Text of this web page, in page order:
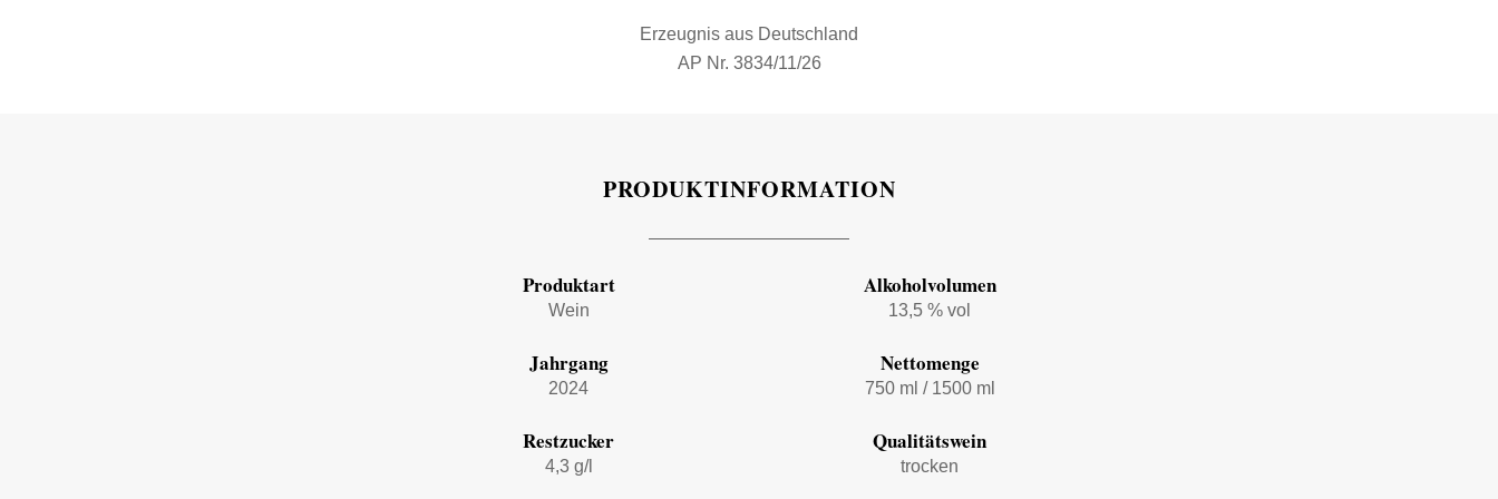
Erzeugnis aus Deutschland
AP Nr. 3834/11/26
PRODUKTINFORMATION
Produktart
Wein
Jahrgang
2024
Restzucker
4,3 g/l
Alkoholvolumen
13,5 % vol
Nettomenge
750 ml / 1500 ml
Qualitätswein
trocken